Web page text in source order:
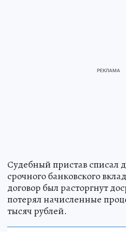
Судебный пристав списал
срочного банковского
договор был расторгнут
потерял начисленные
тысяч рублей.